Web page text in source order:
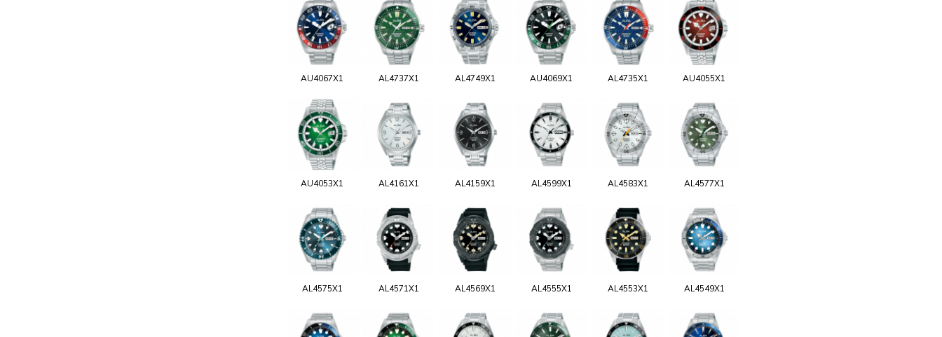
AU4067X1 AL4737X1 AL4749X1 AU4069X1 AL4735X1 AU4055X1
AU4053X1 AL4161X1 AL4159X1 AL4599X1 AL4583X1 AL4577X1
AL4575X1 AL4571X1 AL4569X1 AL4555X1 AL4553X1 AL4549X1